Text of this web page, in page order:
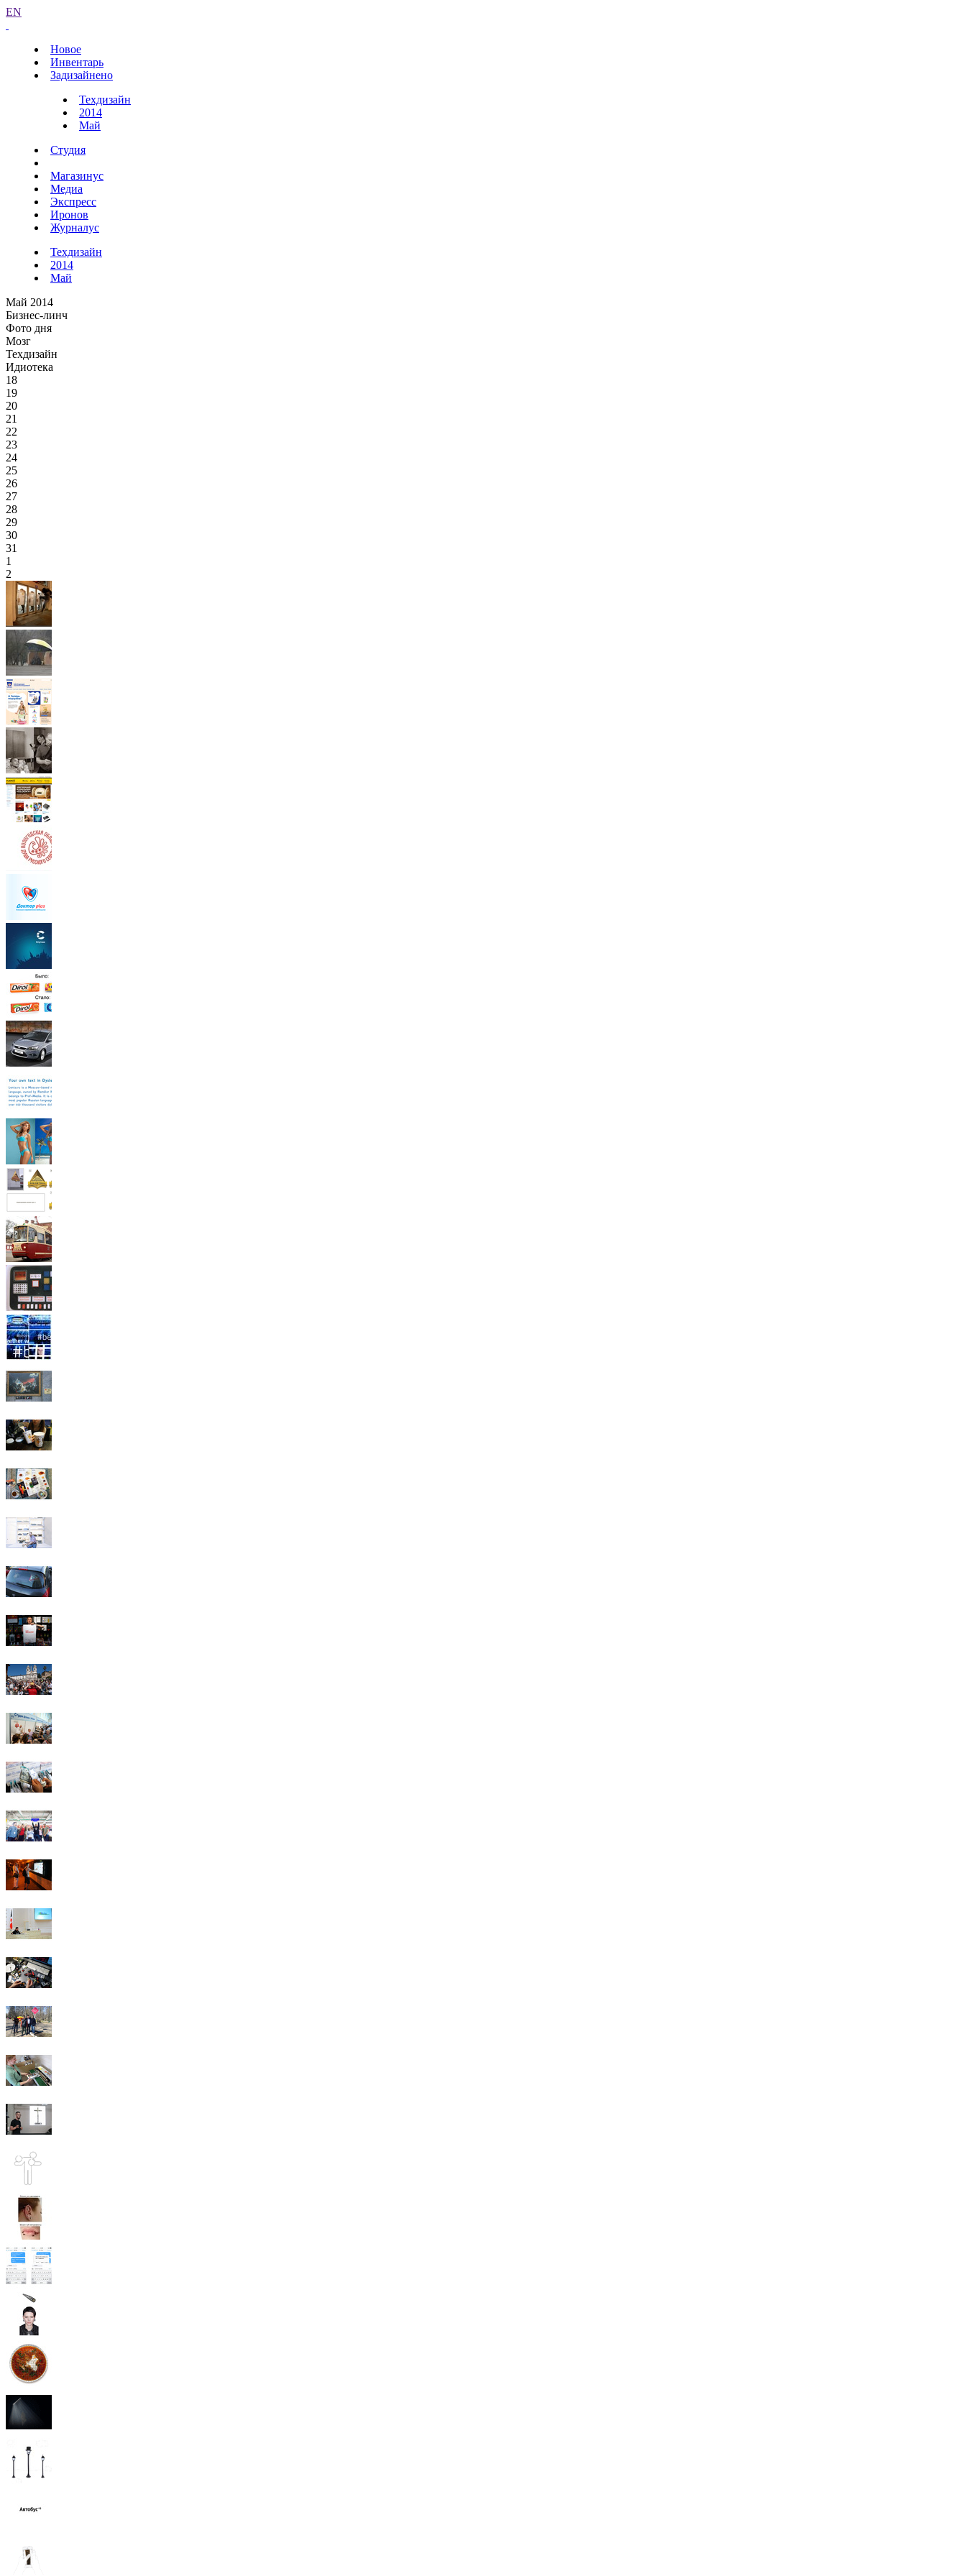
EN
Новое
Инвентарь
Задизайнено
Техдизайн
2014
Май
Студия
Магазинус
Медиа
Экспресс
Иронов
Журналус
Техдизайн
2014
Май
Май 2014
Бизнес-линч
Фото дня
Мозг
Техдизайн
Идиотека
18
19
20
21
22
23
24
25
26
27
28
29
30
31
1
2